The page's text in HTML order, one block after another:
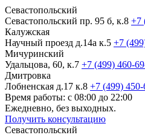
Севастопольский
Севастопольский пр. 95 б, к.8 +7
Калужская
Научный проезд д.14а к.5 +7
Мичуринский
Удальцова, 60, к.7 +7 (499) 460-
Дмитровка
Лобненская д.17 к.8 +7 (499)
Время работы: с 08:00 до 22:00
Ежедневно, без выходных.
Получить консультацию
Севастопольский